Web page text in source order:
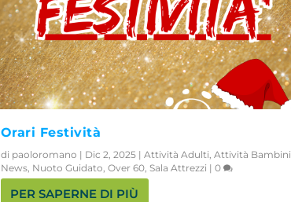
Orari Festività
di paoloromano | Dic 2, 2025| Attività Adulti Attività Bambini
News, Nuoto Guidato Over 60, Sala Attrezzi | 0
PER SAPERNE DI PIÙ